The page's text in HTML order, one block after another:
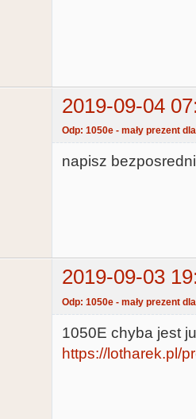
2019-09-04
Odp: 1050e - mały prezent
napisz
2019-09-03
Odp: 1050e - mały prezent
1050E chyba jest
https://lotharek.pl/